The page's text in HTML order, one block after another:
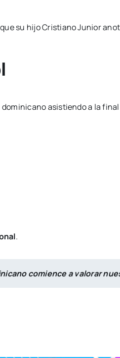
su hijo Cristiano Junior
asistiendo a la final
.
comience a valorar